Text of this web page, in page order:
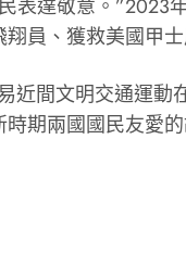
達敬意。”2023
員、獲救美國甲
間文明交通運動
期兩國國民友愛的